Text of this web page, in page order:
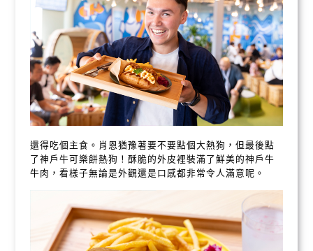
還得吃個主食。肖恩猶豫著要不要點個大熱狗，但最後點
了神戶牛可樂餅熱狗！酥脆的外皮裡裝滿了鮮美的神戶牛
牛肉，看樣子無論是外觀還是口感都非常令人滿意呢。